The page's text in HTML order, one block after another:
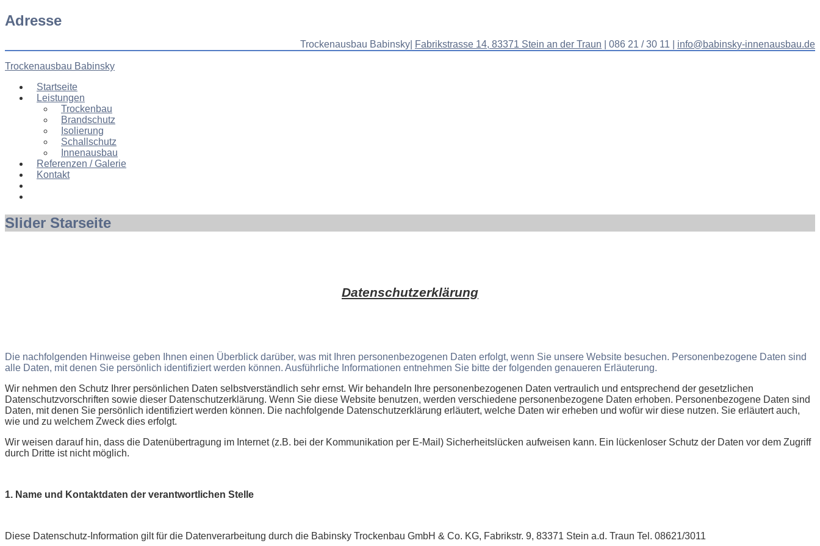
Adresse
Trockenausbau Babinsky| Fabrikstrasse 14, 83371 Stein an der Traun | 086 21 / 30 11 | info@babinsky-innenausbau.de
Trockenausbau Babinsky
Startseite
Leistungen
Trockenbau
Brandschutz
Isolierung
Schallschutz
Innenausbau
Referenzen / Galerie
Kontakt
Slider Starseite
Datenschutzerklärung
Die nachfolgenden Hinweise geben Ihnen einen Überblick darüber, was mit Ihren personenbezogenen Daten erfolgt, wenn Sie unsere Website besuchen. Personenbezogene Daten sind
alle Daten, mit denen Sie persönlich identifiziert werden können. Ausführliche Informationen entnehmen Sie bitte der folgenden genaueren Erläuterung.
Wir nehmen den Schutz Ihrer persönlichen Daten selbstverständlich sehr ernst. Wir behandeln Ihre personenbezogenen Daten vertraulich und entsprechend der gesetzlichen
Datenschutzvorschriften sowie dieser Datenschutzerklärung. Wenn Sie diese Website benutzen, werden verschiedene personenbezogene Daten erhoben. Personenbezogene Daten sind
Daten, mit denen Sie persönlich identifiziert werden können. Die nachfolgende Datenschutzerklärung erläutert, welche Daten wir erheben und wofür wir diese nutzen. Sie erläutert auch,
wie und zu welchem Zweck dies erfolgt.
Wir weisen darauf hin, dass die Datenübertragung im Internet (z.B. bei der Kommunikation per E-Mail) Sicherheitslücken aufweisen kann. Ein lückenloser Schutz der Daten vor dem Zugriff
durch Dritte ist nicht möglich.
1. Name und Kontaktdaten der verantwortlichen Stelle
Diese Datenschutz-Information gilt für die Datenverarbeitung durch die Babinsky Trockenbau GmbH & Co. KG, Fabrikstr. 9, 83371 Stein a.d. Traun Tel. 08621/3011